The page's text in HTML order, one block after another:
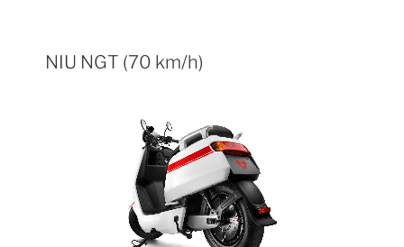
NIU NGT (70 km/h)